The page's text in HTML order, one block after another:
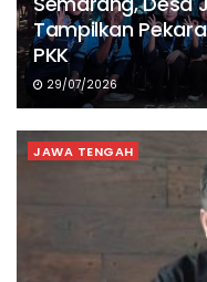
Tampilkan
PKK
29/07/2026
JAWA TENGAH